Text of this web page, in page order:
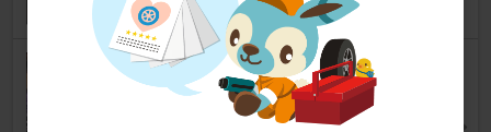
【作業】モンスターフレグラン
ス（芳香剤）をエアコンフィル
ターにセット